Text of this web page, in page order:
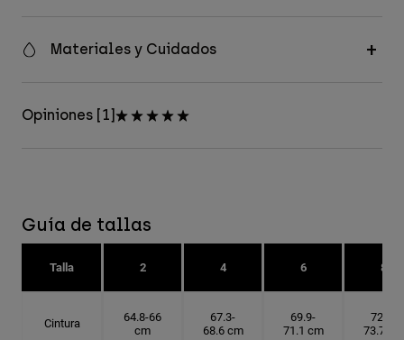
Materiales y Cuidados
Opiniones [1]
Guía de tallas
Talla 2 4 6 8
Cintura
64.8-66
cm
67.3-
68.6 cm
69.9-
71.1 cm
72.4-
73.7 cm